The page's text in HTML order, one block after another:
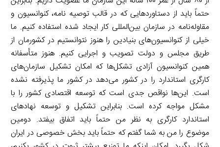
حتماً باید از دستاوردهایی که در قالب توصیه نامه، کنوانسیون و
مقاوله‌نامه در سازمان بین‌المللی کار ایجاد شده استفاده کنیم. ما
خیلی از کنوانسیون‌های بنیادین را هنوز نتوانستیم در کشورمان از
طریق مجلس و دولت تصویب و اجرایی کنیم. هنوز متأسفانه
همین کنوانسیون آزادی تشکل‌ها که امکان تشکیل سازمان‌های
کارگری استاندارد را در کشور می‌دهد در کشور ما پذیرفته نشده
است. این‌ها نواقص جدی است که توسعه اقتصادی کشور را با
مشکل مواجه کرده است. بنابراین تشکیل و توسعه نهادهای
استاندارد کارگری به نظر من حتماً باید اتفاق بیفتد. دومین
موضوع را من به شما گفتم که حتماً باید بخش خصوصی در ایران